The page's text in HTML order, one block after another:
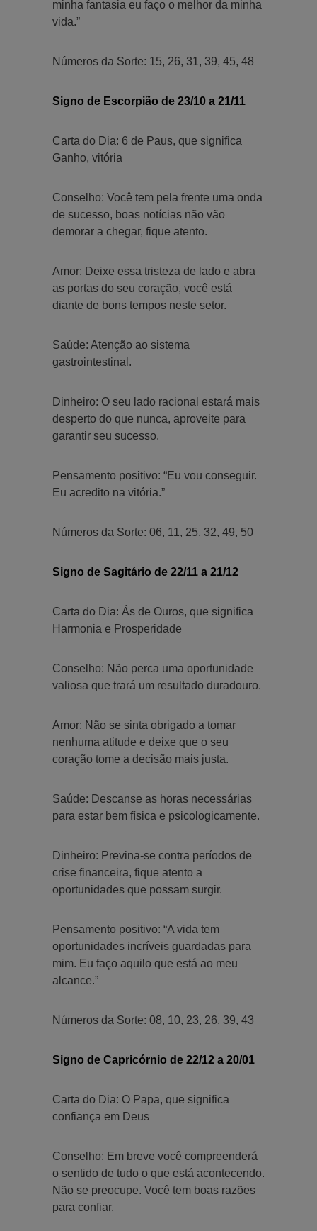
minha fantasia eu faço o melhor da minha
vida.”
Números da Sorte: 15, 26, 31, 39, 45, 48
Signo de Escorpião de 23/10 a 21/11
Carta do Dia: 6 de Paus, que significa
Ganho, vitória
Conselho: Você tem pela frente uma onda
de sucesso, boas notícias não vão
demorar a chegar, fique atento.
Amor: Deixe essa tristeza de lado e abra
as portas do seu coração, você está
diante de bons tempos neste setor.
Saúde: Atenção ao sistema
gastrointestinal.
Dinheiro: O seu lado racional estará mais
desperto do que nunca, aproveite para
garantir seu sucesso.
Pensamento positivo: “Eu vou conseguir.
Eu acredito na vitória.”
Números da Sorte: 06, 11, 25, 32, 49, 50
Signo de Sagitário de 22/11 a 21/12
Carta do Dia: Ás de Ouros, que significa
Harmonia e Prosperidade
Conselho: Não perca uma oportunidade
valiosa que trará um resultado duradouro.
Amor: Não se sinta obrigado a tomar
nenhuma atitude e deixe que o seu
coração tome a decisão mais justa.
Saúde: Descanse as horas necessárias
para estar bem física e psicologicamente.
Dinheiro: Previna-se contra períodos de
crise financeira, fique atento a
oportunidades que possam surgir.
Pensamento positivo: “A vida tem
oportunidades incríveis guardadas para
mim. Eu faço aquilo que está ao meu
alcance.”
Números da Sorte: 08, 10, 23, 26, 39, 43
Signo de Capricórnio de 22/12 a 20/01
Carta do Dia: O Papa, que significa
confiança em Deus
Conselho: Em breve você compreenderá
o sentido de tudo o que está acontecendo.
Não se preocupe. Você tem boas razões
para confiar.